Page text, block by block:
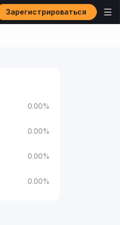
Зарегистрироваться
0.00%
0.00%
0.00%
0.00%